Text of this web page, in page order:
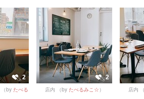
2
（by たべる
2
店内 （by たべるみこ☆ ） 店内